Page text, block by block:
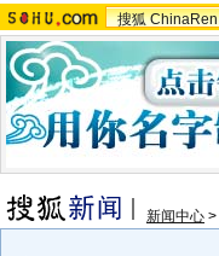
搜狐 ChinaRen
新闻中心 >